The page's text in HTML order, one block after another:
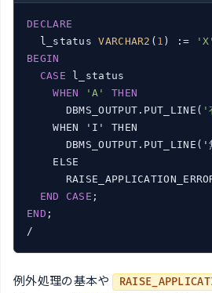
DECLARE
  l_status
VARCHAR2 ( 1 ) := 'X'
BEGIN
CASE l_status
WHEN
'A'
THEN
      DBMS_OUTPUT.PUT_LINE(
'
    WHEN 'I' THEN
DBMS_OUTPUT.PUT_LINE('
    ELSE
END
CASE
END ;
/
例外処理の基本や